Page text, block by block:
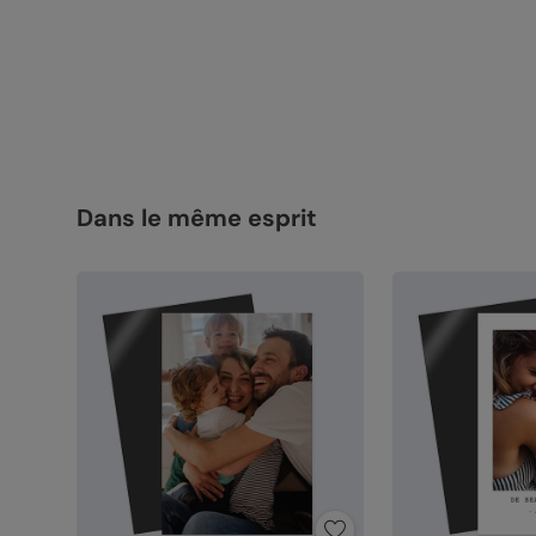
Dans le même esprit